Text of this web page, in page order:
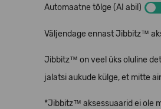
Automaatne tõlge (AI abil)
Väljendage ennast Jibbitz™
Jibbitz™ on veel üks oluline
jalatsi aukude külge, et mitte
*Jibbitz™ aksessuaarid ei ole